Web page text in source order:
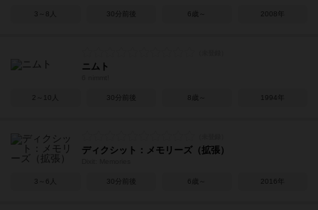
3～8人 30分前後 6歳～ 2008年
ニムト
2～10人 30分前後 8歳～ 1994年
ディクシット：メモリーズ（拡張）
3～6人 30分前後 6歳～ 2016年